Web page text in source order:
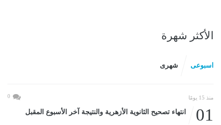
الأكثر شهرة
اسبوعى شهرى
منذ 15 يومًا 0
01 انتهاء تصحيح الثانوية الأزهرية والنتيجة آخر الأسبوع المقبل